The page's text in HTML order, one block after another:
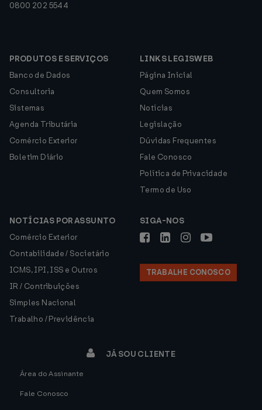
0800 202 5544
PRODUTOS E SERVIÇOS
Banco de Dados
Consultoria
Sistemas
Agenda Tributária
Comércio Exterior
Boletim Diário
LINKS LEGISWEB
Página Inicial
Quem Somos
Notícias
Legislação
Dúvidas Frequentes
Fale Conosco
Política de Privacidade
Termo de Uso
NOTÍCIAS POR ASSUNTO
Comércio Exterior
Contabilidade / Societário
ICMS, IPI, ISS e Outros
IR / Contribuições
Simples Nacional
Trabalho / Previdência
SIGA-NOS
TRABALHE CONOSCO
JÁ SOU CLIENTE
Área do Assinante
Fale Conosco